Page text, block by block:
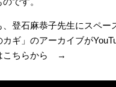
登石麻恭子先生にスペー
ギ」のアーカイブが
はこちらから →